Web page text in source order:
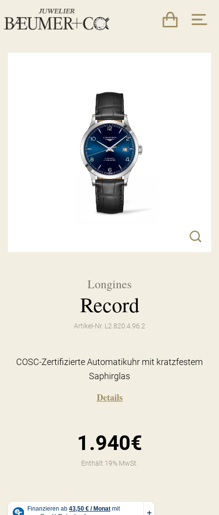
Longines
Record
Artikel-Nr. L2.820.4.96.2
COSC-Zertifizierte Automatikuhr mit kratzfestem
Saphirglas
Details
1.940€
Enthält 19% MwSt.